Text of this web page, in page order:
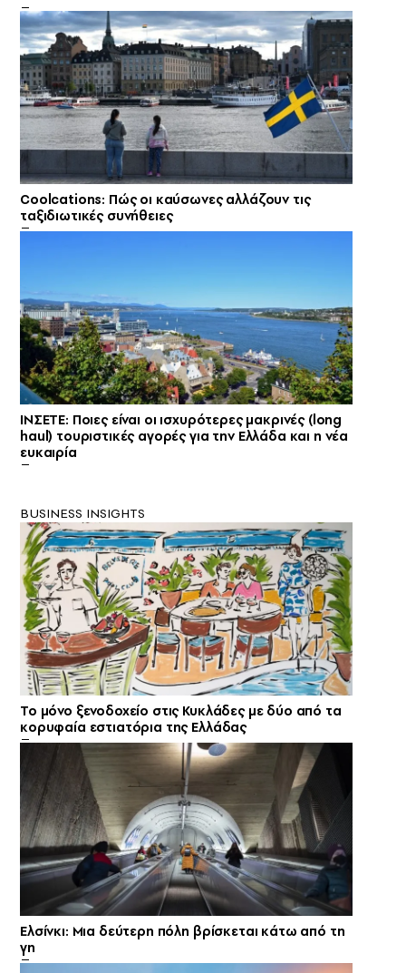
Coolcations: Πώς οι καύσωνες αλλάζουν τις
ταξιδιωτικές συνήθειες
ΙΝΣΕΤΕ: Ποιες είναι οι ισχυρότερες μακρινές (long
haul) τουριστικές αγορές για την Ελλάδα και η νέα
ευκαιρία
BUSINESS INSIGHTS
Το μόνο ξενοδοχείο στις Κυκλάδες με δύο από τα
κορυφαία εστιατόρια της Ελλάδας
Ελσίνκι: Mια δεύτερη πόλη βρίσκεται κάτω από τη
γη